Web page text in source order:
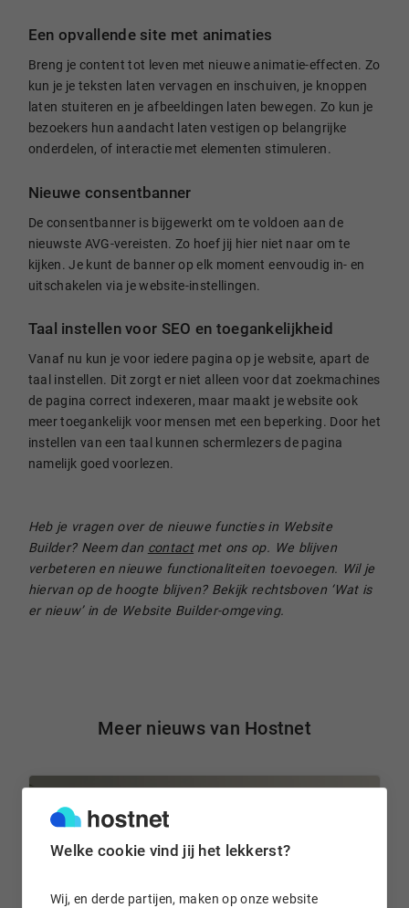
Welke cookie vind jij het lekkerst?
Wij, en derde partijen, maken op onze website
Een opvallende site met animaties
Breng je content tot leven met nieuwe animatie-effecten. Zo
kun je je teksten laten vervagen en inschuiven, je knoppen
laten stuiteren en je afbeeldingen laten bewegen. Zo kun je
bezoekers hun aandacht laten vestigen op belangrijke
onderdelen, of interactie met elementen stimuleren.
Nieuwe consentbanner
De consentbanner is bijgewerkt om te voldoen aan de
nieuwste AVG-vereisten. Zo hoef jij hier niet naar om te
kijken. Je kunt de banner op elk moment eenvoudig in- en
uitschakelen via je website-instellingen.
Taal instellen voor SEO en toegankelijkheid
Vanaf nu kun je voor iedere pagina op je website, apart de
taal instellen. Dit zorgt er niet alleen voor dat zoekmachines
de pagina correct indexeren, maar maakt je website ook
meer toegankelijk voor mensen met een beperking. Door het
instellen van een taal kunnen schermlezers de pagina
namelijk goed voorlezen.
Heb je vragen over de nieuwe functies in Website
Builder? Neem dan contactmet ons op. We blijven
verbeteren en nieuwe functionaliteiten toevoegen. Wil je
hiervan op de hoogte blijven? Bekijk rechtsboven ‘Wat is
er nieuw’ in de Website Builder-omgeving.
Meer nieuws van Hostnet